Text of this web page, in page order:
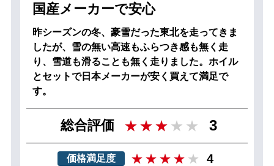
国産メーカーで安心
昨シーズンの冬、豪雪だった東北を走ってきま
したが、雪の無い高速もふらつき感も無く走
り、雪道も滑ることも無く走りました。ホイル
とセットで日本メーカーが安く買えて満足で
す。
総合評価 3
価格満足度 4